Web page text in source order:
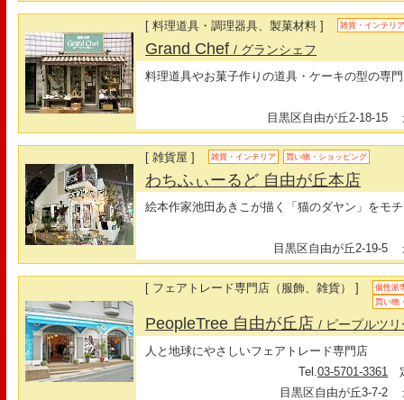
[ 料理道具・調理器具、製菓材料 ] 雑貨・インテリ
Grand Chef/ グランシェフ
料理道具やお菓子作りの道具・ケーキの型の専
目黒区自由が丘2-18-15
[ 雑貨屋 ] 雑貨・インテリア 買い物・ショッピング
わちふぃーるど 自由が丘本店
絵本作家池田あきこが描く「猫のダヤン」をモ
目黒区自由が丘2-19-5
[ フェアトレード専門店（服飾、雑貨） ]
個性派
買い物
PeopleTree 自由が丘店/ ピープルツリ
人と地球にやさしいフェアトレード専門店
Tel.03-5701-3361
目黒区自由が丘3-7-2